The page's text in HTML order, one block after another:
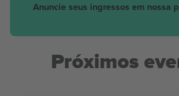
Anuncie seus ingressos em nossa
Próximos